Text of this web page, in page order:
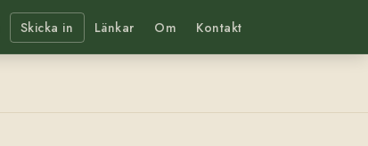
Skicka in Länkar Om Kontakt